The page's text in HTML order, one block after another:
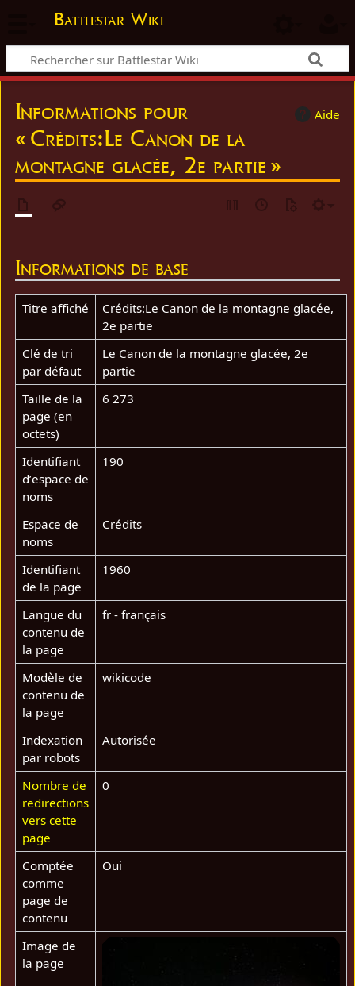
Battlestar Wiki
Aide
Informations pour
« Crédits:Le Canon de la
montagne glacée, 2e partie »
Informations de base
Titre affiché
Crédits:Le Canon de la montagne glacée,
2e partie
Clé de tri
par défaut
Le Canon de la montagne glacée, 2e
partie
Taille de la
page (en
octets)
6 273
Identifiant
dʼespace de
noms
190
Espace de
noms
Crédits
Identifiant
de la page
1960
Langue du
contenu de
la page
fr - français
Modèle de
contenu de
la page
wikicode
Indexation
par robots
Autorisée
Nombre de
redirections
vers cette
page
0
Comptée
comme
page de
contenu
Oui
Image de
la page